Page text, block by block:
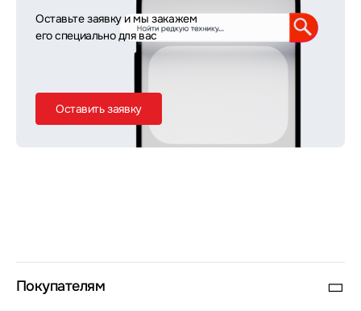
Оставьте заявку и мы закажем
его специально для вас
Оставить заявку
Покупателям